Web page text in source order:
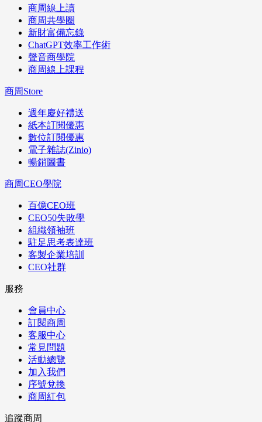
商周線上讀
商周共學圈
新財富備忘錄
ChatGPT效率工作術
聲音商學院
商周線上課程
商周Store
週年慶好禮送
紙本訂閱優惠
數位訂閱優惠
電子雜誌(Zinio)
暢銷圖書
商周CEO學院
百億CEO班
CEO50失敗學
組織領袖班
駐足思考表達班
客製企業培訓
CEO社群
服務
會員中心
訂閱商周
客服中心
常見問題
活動總覽
加入我們
序號兌換
商周紅包
追蹤商周